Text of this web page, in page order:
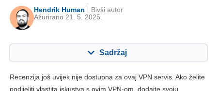
Hendrik Human
Ažurirano 21. 5. 2025.
Bivši autor
Sadržaj
Ključne značajke 6.9
Recenzija još uvijek nije dostupna za ovaj VPN servis. Ako želite
podijeliti vlastita iskustva s ovim VPN-om, dodajte svoju